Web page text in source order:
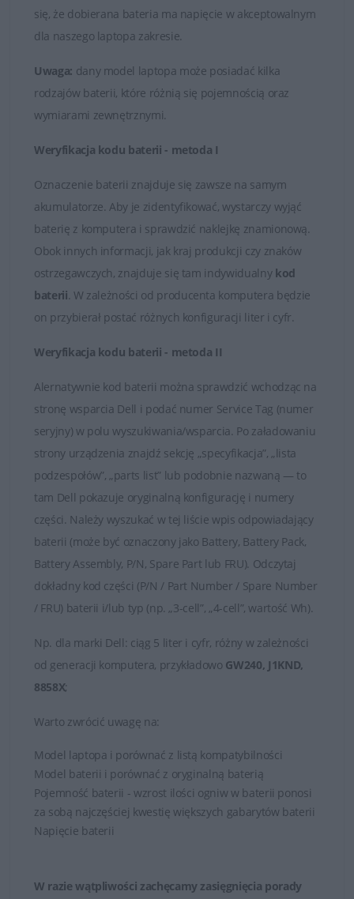
zamiennikami takich firm jak Dell, Green Cell czy
Whitenergy. Tylko markowe produkty spełniają
najwyższe standardy jakości i posiadają certyfikaty FCC,
CE i ROHS.
Łatwy kontakt i fachowa obsługa
W przypadku jakichkolwiek wątpliwości i problemów z
doborem baterii do posiadanego laptopa, zawsze mogą
Państwo skontaktować się z naszymi Doradcami, którzy
udzielą fachowej i wyczerpującej porady. Na przesłane
zapytania odpowiadamy rzetelnie i bez zbędnej zwłoki.
Satysfakcja z zakupu jest dla nas najważniejsza.
Dobór baterii do laptopów DELL
się, że dobierana bateria ma napięcie w akceptowalnym
dla naszego laptopa zakresie.
Uwaga: dany model laptopa może posiadać kilka
rodzajów baterii, które różnią się pojemnością oraz
wymiarami zewnętrznymi.
Weryfikacja kodu baterii - metoda I
Oznaczenie baterii znajduje się zawsze na samym
akumulatorze. Aby je zidentyfikować, wystarczy wyjąć
baterię z komputera i sprawdzić naklejkę znamionową.
Obok innych informacji, jak kraj produkcji czy znaków
ostrzegawczych, znajduje się tam indywidualny kod
baterii. W zależności od producenta komputera będzie
on przybierał postać różnych konfiguracji liter i cyfr.
Weryfikacja kodu baterii - metoda II
Alernatywnie kod baterii można sprawdzić wchodząc na
stronę wsparcia Dell i podać numer Service Tag (numer
seryjny) w polu wyszukiwania/wsparcia. Po załadowaniu
strony urządzenia znajdź sekcję „specyfikacja”, „lista
podzespołów”, „parts list” lub podobnie nazwaną — to
tam Dell pokazuje oryginalną konfigurację i numery
części. Należy wyszukać w tej liście wpis odpowiadający
baterii (może być oznaczony jako Battery, Battery Pack,
Battery Assembly, P/N, Spare Part lub FRU). Odczytaj
dokładny kod części (P/N / Part Number / Spare Number
/ FRU) baterii i/lub typ (np. „3-cell”, „4-cell”, wartość Wh).
Np. dla marki Dell: ciąg 5 liter i cyfr, różny w zależności
od generacji komputera, przykładowo GW240, J1KND,
8858X;
Warto zwrócić uwagę na:
Model laptopa i porównać z listą kompatybilności
Model baterii i porównać z oryginalną baterią
Pojemność baterii - wzrost ilości ogniw w baterii ponosi
za sobą najczęściej kwestię większych gabarytów baterii
Napięcie baterii
W razie wątpliwości zachęcamy zasięgnięcia porady